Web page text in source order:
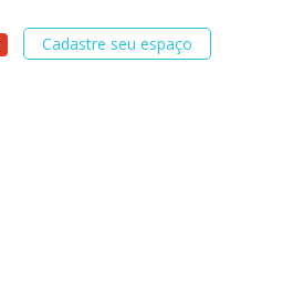
Cadastre seu espaço